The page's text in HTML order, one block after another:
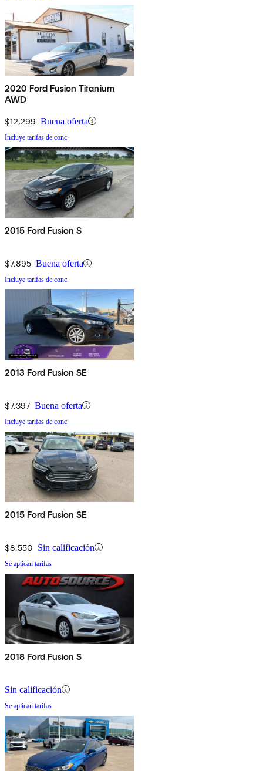
2020 Ford Fusion Titanium
AWD
$12,299 Buena oferta
Incluye tarifas de conc.
2015 Ford Fusion S
$7,895 Buena oferta
Incluye tarifas de conc.
2013 Ford Fusion SE
$7,397 Buena oferta
Incluye tarifas de conc.
2015 Ford Fusion SE
$8,550 Sin calificación
Se aplican tarifas
2018 Ford Fusion S
Sin calificación
Se aplican tarifas